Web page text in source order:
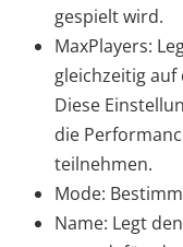
gespielt wird.
MaxPlayers:
gleichzeitig auf
Diese
die
teilnehmen.
Mode:
Name: Legt